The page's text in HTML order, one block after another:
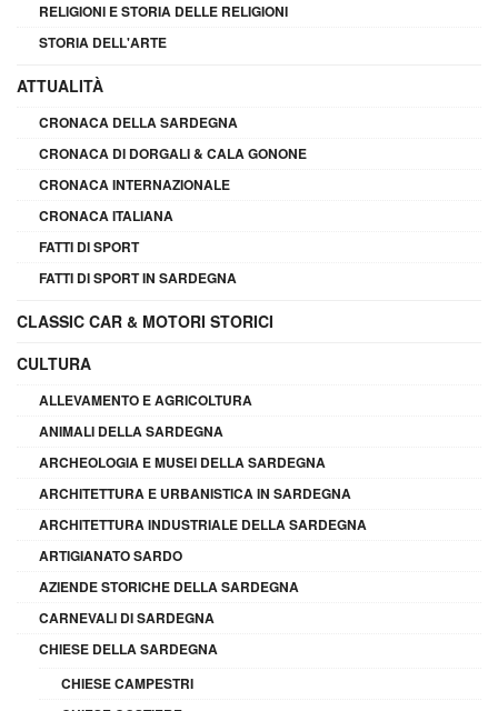
RELIGIONI E STORIA DELLE RELIGIONI
STORIA DELL'ARTE
ATTUALITÀ
CRONACA DELLA SARDEGNA
CRONACA DI DORGALI & CALA GONONE
CRONACA INTERNAZIONALE
CRONACA ITALIANA
FATTI DI SPORT
FATTI DI SPORT IN SARDEGNA
CLASSIC CAR & MOTORI STORICI
CULTURA
ALLEVAMENTO E AGRICOLTURA
ANIMALI DELLA SARDEGNA
ARCHEOLOGIA E MUSEI DELLA SARDEGNA
ARCHITETTURA E URBANISTICA IN SARDEGNA
ARCHITETTURA INDUSTRIALE DELLA SARDEGNA
ARTIGIANATO SARDO
AZIENDE STORICHE DELLA SARDEGNA
CARNEVALI DI SARDEGNA
CHIESE DELLA SARDEGNA
CHIESE CAMPESTRI